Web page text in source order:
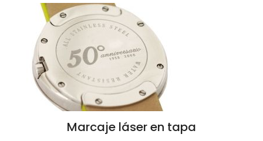
Marcaje láser en tapa